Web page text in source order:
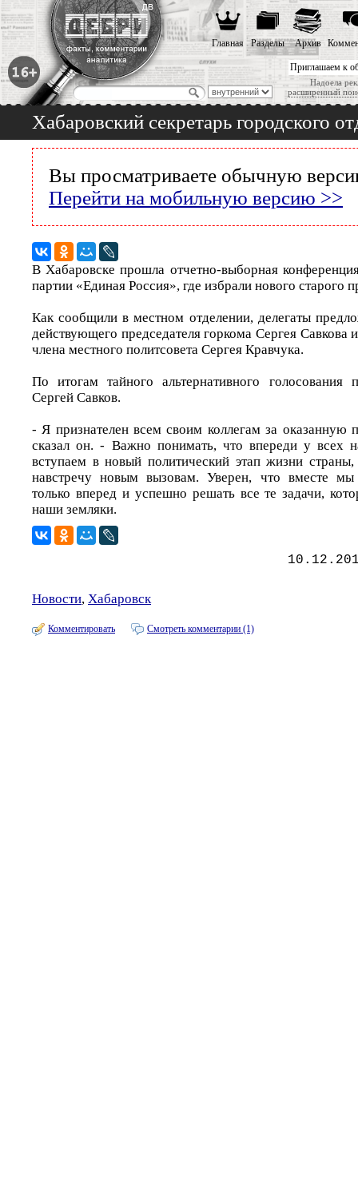
Приглашаем к
Надоела
расширенный
Главная Разделы Архив
Хабаровский секретарь городского
Вы просматриваете обычную
Перейти на мобильную версию >>
В Хабаровске прошла отчетно-выборная
партии «Единая Россия», где избрали нового старого
Как сообщили в местном отделении, делегаты
действующего председателя горкома Сергея Савкова
члена местного политсовета Сергея Кравчука.
По итогам тайного альтернативного голосования
Сергей Савков.
- Я признателен всем своим коллегам за оказанную
сказал он. - Важно понимать, что впереди у всех
вступаем в новый политический этап жизни
навстречу новым вызовам. Уверен, что вместе мы
только вперед и успешно решать все те задачи,
наши земляки.
Новости, Хабаровск
Комментировать Смотреть комментарии (1)